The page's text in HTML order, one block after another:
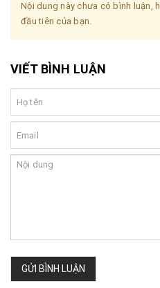
Nội dung này chưa có bình luận,
đầu tiên của bạn.
VIẾT BÌNH LUẬN
GỬI BÌNH LUẬN